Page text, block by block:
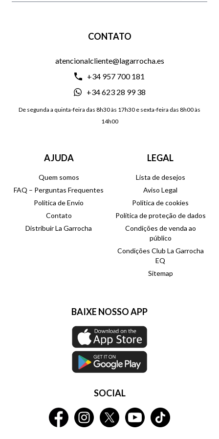
CONTATO
atencionalcliente@lagarrocha.es
+34 957 700 181
+34 623 28 99 38
De segunda a quinta-feira das 8h30 às 17h30 e sexta-feira das 8h00 às
14h00
AJUDA
Quem somos
FAQ – Perguntas Frequentes
Política de Envio
Contato
Distribuir La Garrocha
LEGAL
Lista de desejos
Aviso Legal
Política de cookies
Política de proteção de dados
Condições de venda ao
público
Condições Club La Garrocha
EQ
Sitemap
BAIXE NOSSO APP
SOCIAL